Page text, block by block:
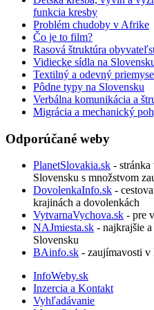
funkcia kresby
Problém chudoby v Afrike
Čo je to film?
Rasová štruktúra
Vidiecke sídla na
Textilný a odevný
Pôdne typy na Slovensku
Verbálna komunikácia a
Migrácia a mechanický
Odporúčané weby
PlanetSlovakia.sk - stránka
Slovensku s množstvom
DovolenkaInfo.sk -
krajinách a dovolenkách
VytvarnaVychova.sk - pre
NAJmiesta.sk - najkrajšie
Slovensku
BAinfo.sk - zaujímavosti
InfoWeby.sk
Inzercia a Kontakt
Vyhľadávanie